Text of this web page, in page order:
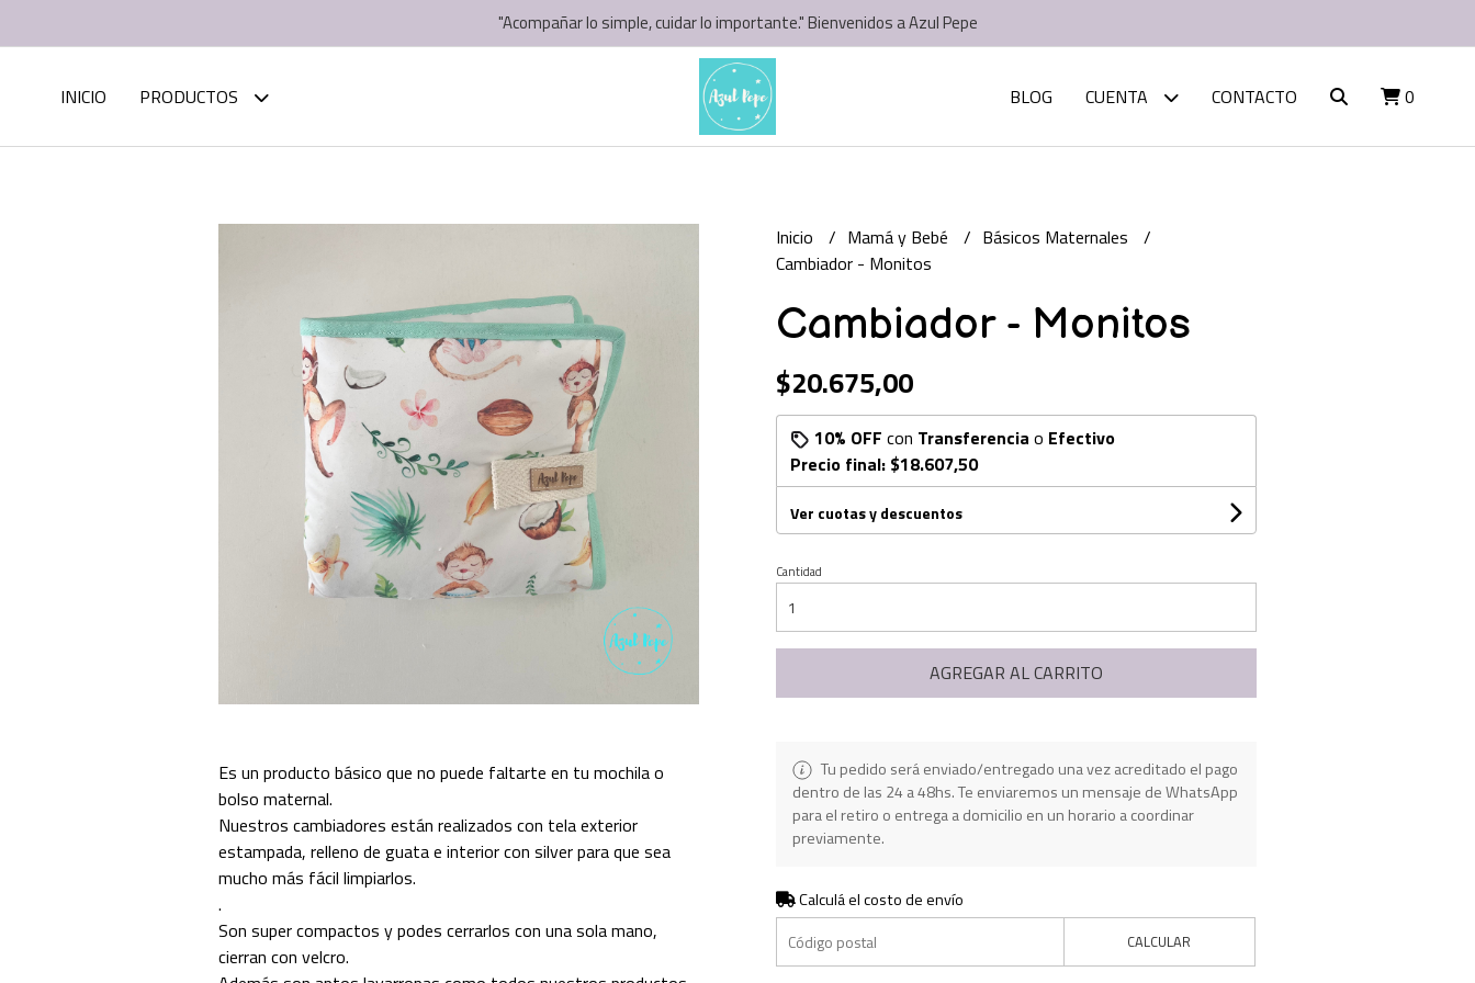
"Acompañar lo simple, cuidar lo importante." Bienvenidos a Azul Pepe
INICIO PRODUCTOS BLOG CUENTA CONTACTO 0
Es un producto básico que no puede faltarte en tu mochila o
bolso maternal.
Nuestros cambiadores están realizados con tela exterior
estampada, relleno de guata e interior con silver para que sea
mucho más fácil limpiarlos.
.
Son super compactos y podes cerrarlos con una sola mano,
cierran con velcro.
Inicio Mamá y Bebé
Básicos Maternales
Cambiador - Monitos
Cambiador - Monitos
$20.675,00
10% OFF con Transferencia o Efectivo
Precio final: $18.607,50
Ver cuotas y descuentos
Cantidad
AGREGAR AL CARRITO
Tu pedido será enviado/entregado una vez acreditado el pago
dentro de las 24 a 48hs. Te enviaremos un mensaje de WhatsApp
para el retiro o entrega a domicilio en un horario a coordinar
previamente.
Calculá el costo de envío
CALCULAR